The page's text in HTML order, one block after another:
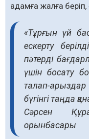
адамға жалға
«Тұрғын үй
ескерту
пәтерді
үшін босату
талап-
бүгінгі таңда
Сәрсен
орынбасары